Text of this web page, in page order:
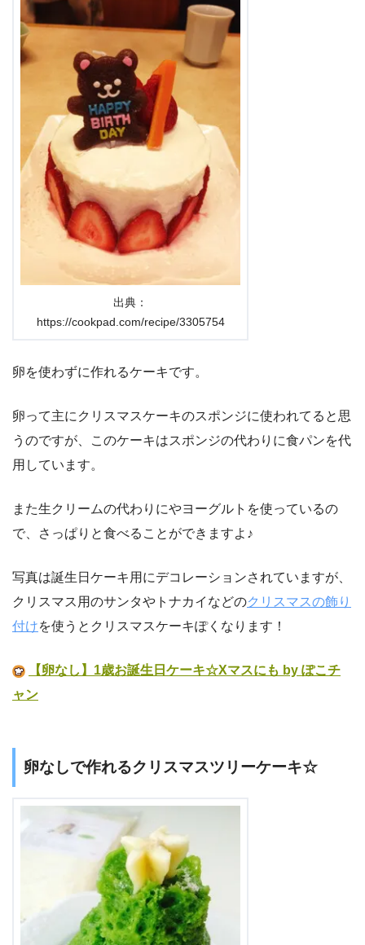
出典：
https://cookpad.com/recipe/3305754
卵を使わずに作れるケーキです。
卵って主にクリスマスケーキのスポンジに使われてると思
うのですが、このケーキはスポンジの代わりに食パンを代
用しています。
また生クリームの代わりにやヨーグルトを使っているの
で、さっぱりと食べることができますよ♪
写真は誕生日ケーキ用にデコレーションされていますが、
クリスマス用のサンタやトナカイなどのクリスマスの飾り
付けを使うとクリスマスケーキぽくなります！
【卵なし】1歳お誕生日ケーキ☆Xマスにも by ぽこチ
ャン
卵なしで作れるクリスマスツリーケーキ☆